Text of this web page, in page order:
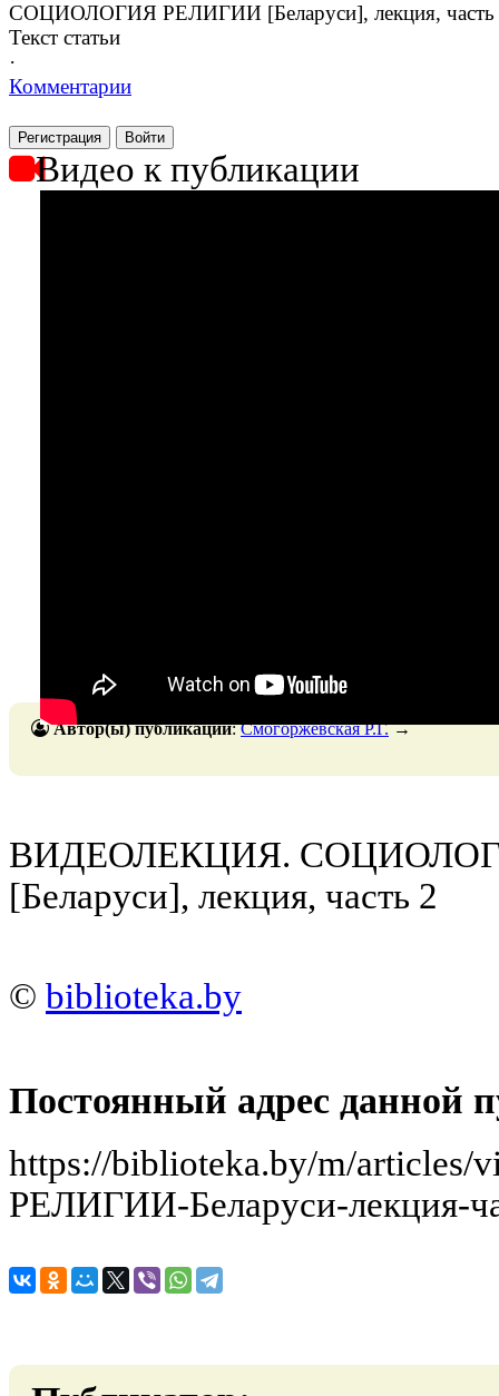
СОЦИОЛОГИЯ РЕЛИГИИ [Беларуси], лекция, часть
Текст статьи
·
Комментарии
Регистрация Войти
Видео к публикации
Автор(ы) публикации:Смогоржевская Р.Г.→
ВИДЕОЛЕКЦИЯ.
[Беларуси], лекция, часть 2
© biblioteka.by
Постоянный адрес данной
https://biblioteka.by/m/
РЕЛИГИИ-Беларуси-лекция-